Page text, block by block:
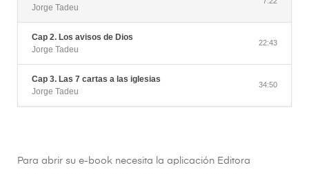
Jorge Tadeu
Cap 2. Los avisos de Dios
Jorge Tadeu
22:43
Cap 3. Las 7 cartas a las iglesias
Jorge Tadeu
34:50
Para abrir su e-book necesita la aplicación Editora